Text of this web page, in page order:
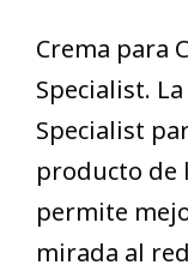
Crema para
Specialist.
Specialist
producto de
permite
mirada al